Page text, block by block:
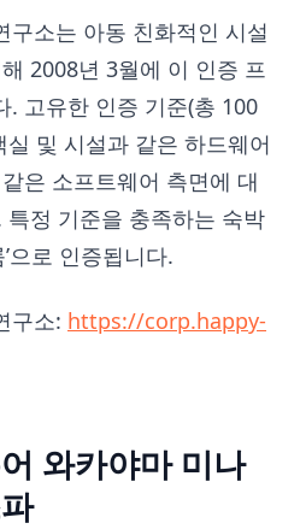
구소는 아동 친화적인 시설
2008년 3월에 이 인증 프
. 고유한 인증 기준(총 100
및 시설과 같은 하드웨어
은 소프트웨어 측면에 대
정 기준을 충족하는 숙박
으로 인증됩니다.
구소: https://corp.happy-
와카야마 미나